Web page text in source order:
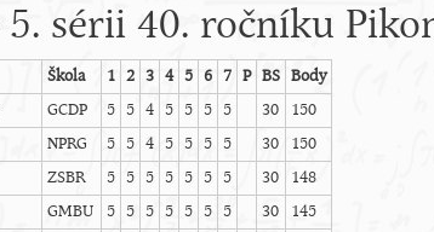
sérii 40. ročníku
Škola 1 2 3 4 5 6 7 P BS Body
GCDP 5 5 4 5 5 5 5 30
150
NPRG 5 5 4 5 5 5 5 30
150
ZSBR 5 5 5 5 5 5 5 30
148
GMBU 5 5 5 5 5 5 5 30
145